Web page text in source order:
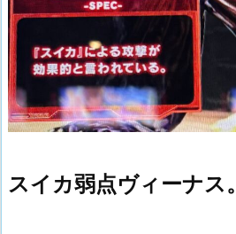
スイカ弱点ヴィーナス。